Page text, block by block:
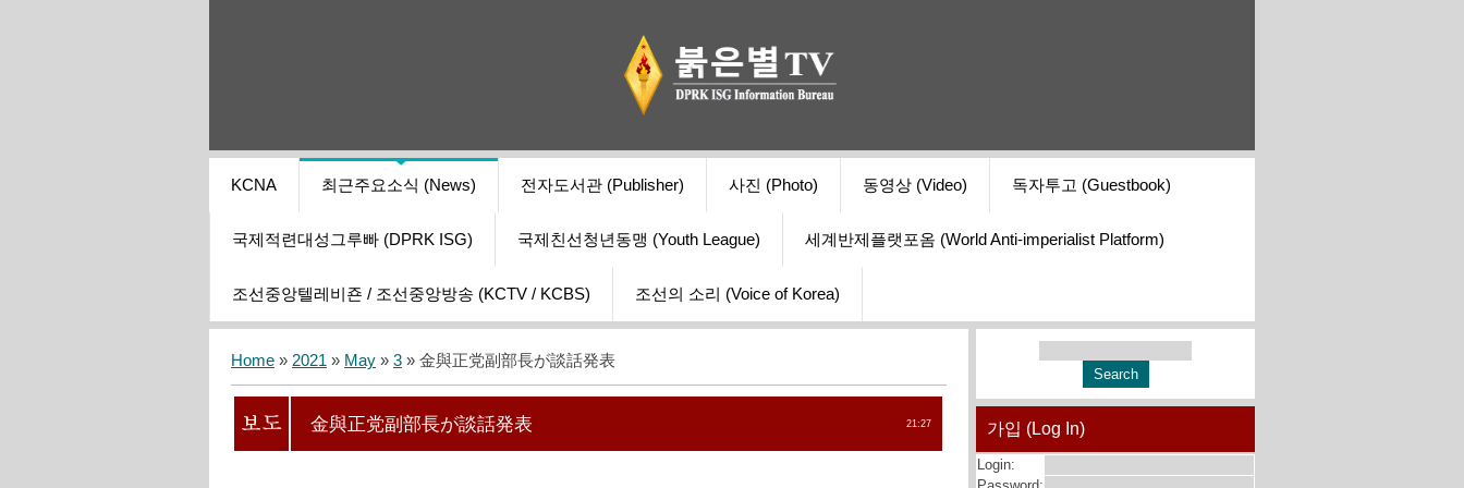
KCNA 최근주요소식 (News) 전자도서관 (Publisher) 사진 (Photo) 동영상 (Video) 독자투고 (Guestbook)
국제적련대성그루빠 (DPRK ISG) 국제친선청년동맹 (Youth League) 세계반제플랫포옴 (World Anti-imperialist Platform)
조선중앙텔레비죤 / 조선중앙방송 (KCTV / KCBS) 조선의 소리 (Voice of Korea)
Home » 2021 » May » 3 » 金與正党副部長が談話発表
21:27
金與正党副部長が談話発表 가입 (Log In)
Login: